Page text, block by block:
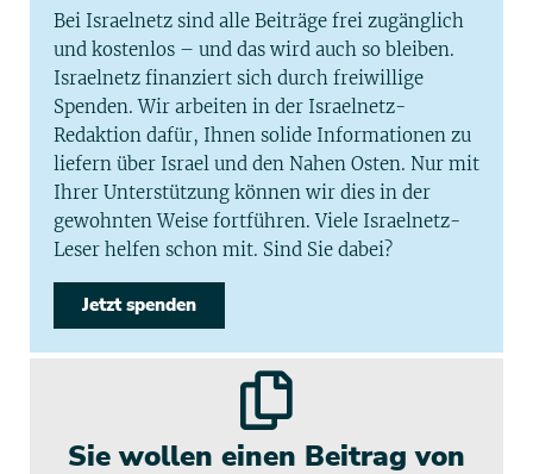
Bei Israelnetz sind alle Beiträge frei zugänglich
und kostenlos – und das wird auch so bleiben.
Israelnetz finanziert sich durch freiwillige
Spenden. Wir arbeiten in der Israelnetz-
Redaktion dafür, Ihnen solide Informationen zu
liefern über Israel und den Nahen Osten. Nur mit
Ihrer Unterstützung können wir dies in der
gewohnten Weise fortführen. Viele Israelnetz-
Leser helfen schon mit. Sind Sie dabei?
Jetzt spenden
Sie wollen einen Beitrag von